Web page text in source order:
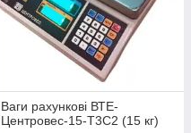
Ваги рахункові ВТЕ-
Центровес-15-Т3С2 (15 кг)